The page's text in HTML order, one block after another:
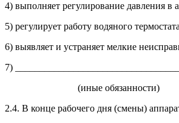
4) выполняет регулирование давления в
5) регулирует работу водяного
6) выявляет и устраняет мелкие
7)
(иные обязанности)
2.4. В конце рабочего дня (смены)